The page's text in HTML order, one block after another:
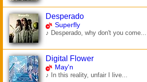
Desperado
Superfly
♪ Desperado, why don't you come...
Digital Flower
May'n
♪ In this reality, unfair I live...